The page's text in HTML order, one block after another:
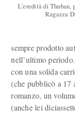
L'eredità di Thuban,
Ragazza
sempre prodotto
nell’ultimo
con una solida
(che pubblicò a 17
romanzo, un
(anche lei